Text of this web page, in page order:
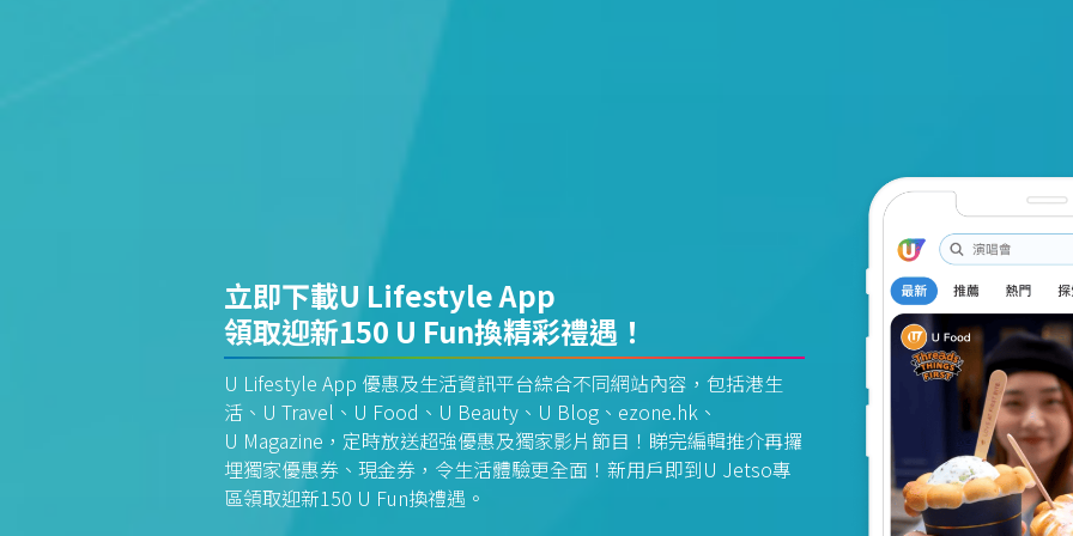
立即下載U Lifestyle App
領取迎新150 U Fun換精彩禮遇！
U Lifestyle App 優惠及生活資訊平台綜合不同網站內容，包括港生
活、U Travel、U Food、U Beauty、U Blog、ezone.hk、
U Magazine，定時放送超強優惠及獨家影片節目！睇完編輯推介再攞
埋獨家優惠券、現金券，令生活體驗更全面！新用戶即到U Jetso專
區領取迎新150 U Fun換禮遇。